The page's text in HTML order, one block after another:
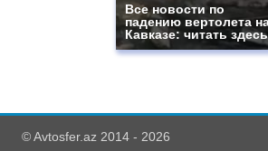
Все новости по
падению вертолета
Кавказе: читать здесь
© Avtosfer.az 2014 - 2026